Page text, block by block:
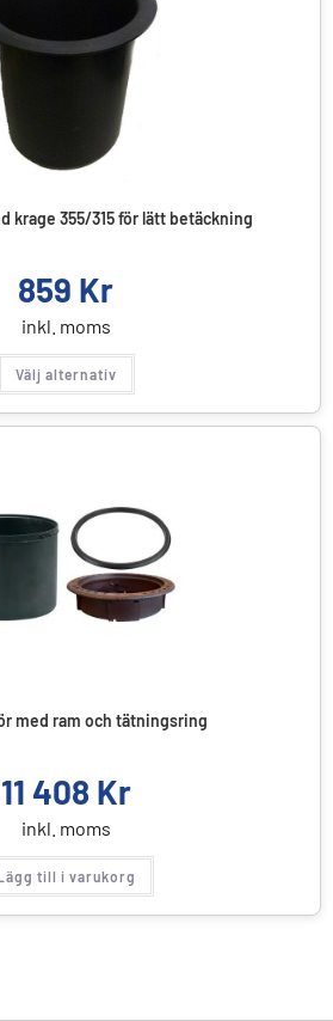
krage 355/315 för lätt betäckning
859 Kr
inkl. moms
Välj alternativ
med ram och tätningsring
11 408 Kr
inkl. moms
till i varukorg